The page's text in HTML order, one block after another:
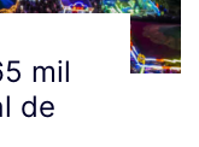
mil
de